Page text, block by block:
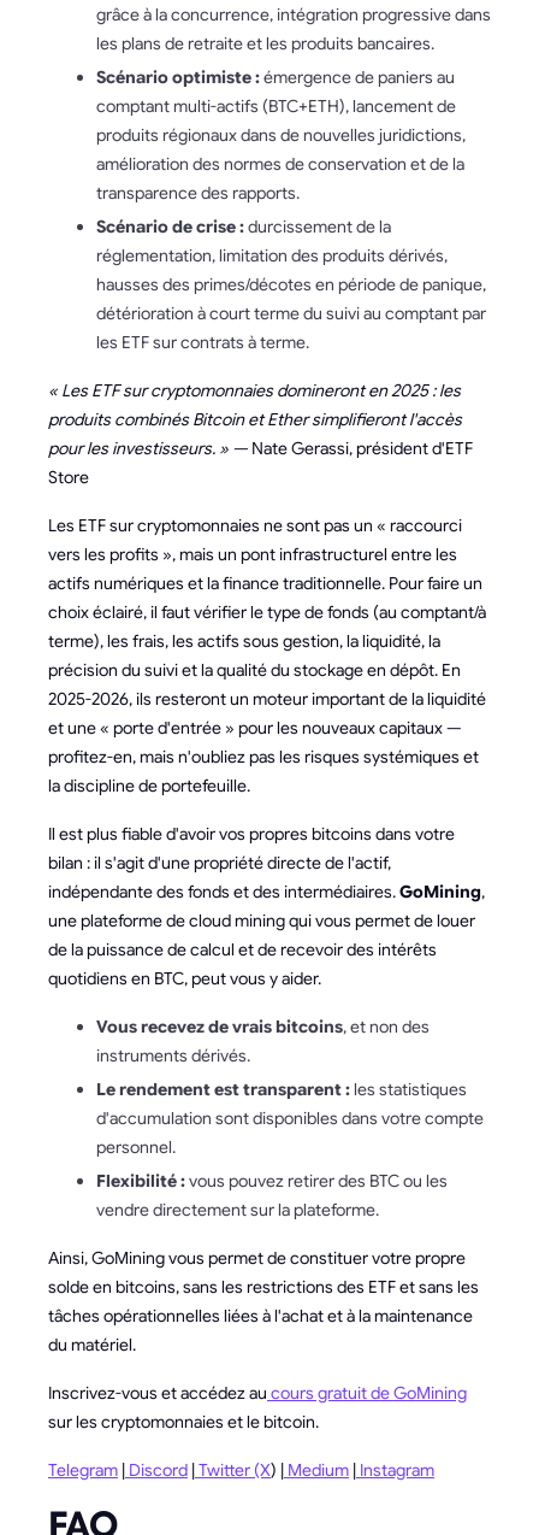
grâce à la concurrence, intégration progressive dans
les plans de retraite et les produits bancaires.
Scénario optimiste :émergence de paniers au
comptant multi-actifs (BTC+ETH), lancement de
produits régionaux dans de nouvelles juridictions,
amélioration des normes de conservation et de la
transparence des rapports.
Scénario de crise :durcissement de la
réglementation, limitation des produits dérivés,
hausses des primes/décotes en période de panique,
détérioration à court terme du suivi au comptant par
les ETF sur contrats à terme.
« Les ETF sur cryptomonnaies domineront en 2025 : les
produits combinés Bitcoin et Ether simplifieront l'accès
pour les investisseurs. » — Nate Gerassi, président d'ETF
Store
Les ETF sur cryptomonnaies ne sont pas un « raccourci
vers les profits », mais un pont infrastructurel entre les
actifs numériques et la finance traditionnelle. Pour faire un
choix éclairé, il faut vérifier le type de fonds (au comptant/à
terme), les frais, les actifs sous gestion, la liquidité, la
précision du suivi et la qualité du stockage en dépôt. En
2025-2026, ils resteront un moteur important de la liquidité
et une « porte d'entrée » pour les nouveaux capitaux —
profitez-en, mais n'oubliez pas les risques systémiques et
la discipline de portefeuille.
Il est plus fiable d'avoir vos propres bitcoins dans votre
bilan : il s'agit d'une propriété directe de l'actif,
indépendante des fonds et des intermédiaires.GoMining,
une plateforme de cloud mining qui vous permet de louer
de la puissance de calcul et de recevoir des intérêts
quotidiens en BTC, peut vous y aider.
Vous recevez de vrais bitcoins, et non des
instruments dérivés.
Le rendement est transparent :les statistiques
d'accumulation sont disponibles dans votre compte
personnel.
Flexibilité :vous pouvez retirer des BTC ou les
vendre directement sur la plateforme.
Ainsi, GoMining vous permet de constituer votre propre
solde en bitcoins, sans les restrictions des ETF et sans les
tâches opérationnelles liées à l'achat et à la maintenance
du matériel.
Inscrivez-vous et accédez au cours gratuit de GoMining
sur les cryptomonnaies et le bitcoin.
Telegram | Discord |Twitter (X) | Medium | Instagram
FAQ